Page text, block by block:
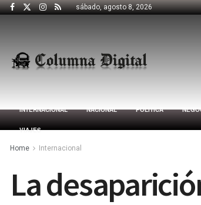
sábado, agosto 8, 2026
INTERNACIONAL NACIONAL POLÍTICA
VIAJES
Home Internacional
La